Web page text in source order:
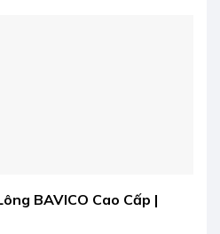
BAVICO Cao Cấp |